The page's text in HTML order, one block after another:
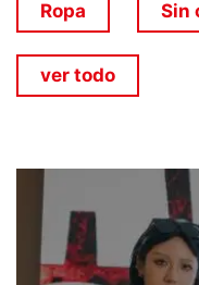
Ropa Sin
ver todo